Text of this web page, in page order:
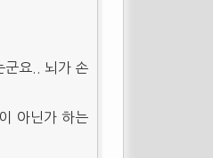
군요.. 뇌가 손
아닌가 하는